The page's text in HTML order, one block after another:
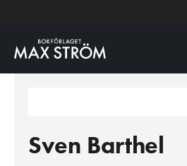
Sven Barthel